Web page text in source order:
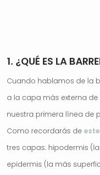
1. ¿QUÉ ES LA
Cuando hablamos de la
a la capa más externa
nuestra primera línea de
Como recordarás de
tres capas: hipodermis
epidermis (la más